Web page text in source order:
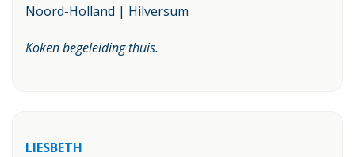
Noord-Holland | Hilversum
Koken begeleiding thuis.
LIESBETH